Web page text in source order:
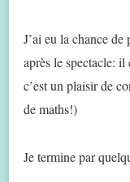
J’ai eu la chance
après le spectacle: il
c’est un plaisir de
de maths!)
Je termine par